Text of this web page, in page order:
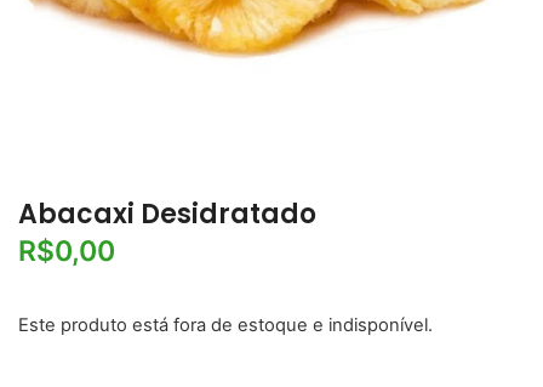
Abacaxi Desidratado
R$0,00
Este produto está fora de estoque e indisponível.